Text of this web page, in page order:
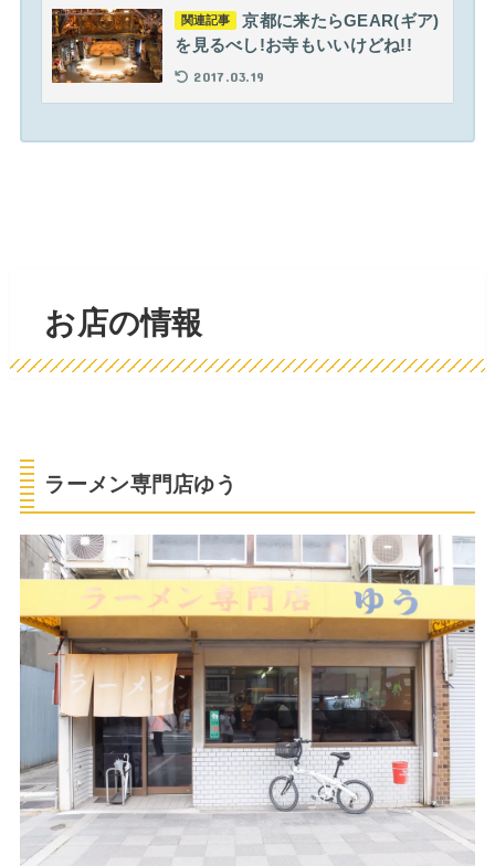
関連記事
京都に来たらGEAR(ギア)
を見るべし!お寺もいいけどね!!
2017.03.19
お店の情報
ラーメン専門店ゆう